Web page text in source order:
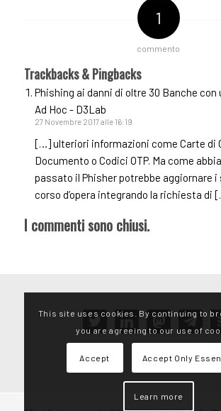
1
commento
Trackbacks & Pingbacks
Phishing ai danni di oltre 30 Banche con
Ad Hoc - D3Lab
27 Novembre 2017 alle 16:19
[…] ulteriori informazioni come Carte di
Documento o Codici OTP. Ma come
passato il Phisher potrebbe aggiornare
corso d’opera integrando la richiesta di
I commenti sono chiusi.
twitterlinkedinmastodontelegram
This site uses cookies. By continuing to
you are agreeing to our use of
Accept Accept Only
Learn more